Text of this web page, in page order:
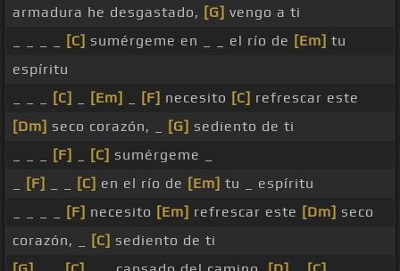
armadura he desgastado, [G] vengo a ti
[C] sumérgeme en _ _ el río de [Em] tu
espíritu
[C] [Em] [F] necesito [C] refrescar este
[Dm] seco corazón, _ [G] sediento de ti
[F] [C] sumérgeme _
[F] [C] en el río de [Em] tu _ espíritu
[F] necesito [Em] refrescar este [Dm] seco
corazón, _
[C] sediento de ti